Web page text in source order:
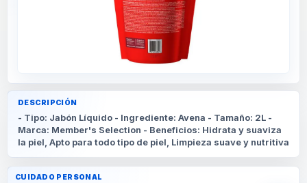
DESCRIPCIÓN
- Tipo: Jabón Líquido - Ingrediente: Avena - Tamaño: 2L -
Marca: Member's Selection - Beneficios: Hidrata y suaviza
la piel, Apto para todo tipo de piel, Limpieza suave y nutritiva
CUIDADO PERSONAL